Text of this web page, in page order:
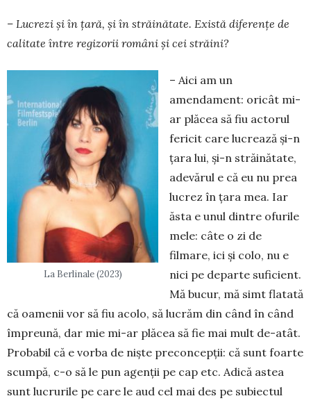
– Lucrezi şi în ţară, şi în străinătate. Există diferenţe de
calitate între regizorii români şi cei străini?
La Berlinale (2023)
– Aici am un
amendament: oricât mi-
ar plăcea să fiu actorul
fericit care lucrează şi-n
ţara lui, şi-n străinătate,
adevărul e că eu nu prea
lucrez în ţara mea. Iar
ăsta e unul dintre ofurile
mele: câte o zi de
filmare, ici şi colo, nu e
nici pe departe suficient.
Mă bucur, mă simt flatată
că oamenii vor să fiu acolo, să lucrăm din când în când
împreună, dar mie mi-ar plăcea să fie mai mult de-atât.
Probabil că e vorba de nişte preconcepţii: că sunt foarte
scumpă, c-o să le pun agenţii pe cap etc. Adică astea
sunt lucrurile pe care le aud cel mai des pe subiectul